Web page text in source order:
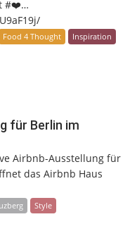
#❤️…
Food 4 Thought
Inspiration
für Berlin im
Airbnb-Ausstellung für
das Airbnb Haus
Style